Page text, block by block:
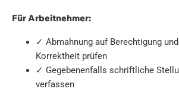
Für Arbeitnehmer:
✓ Abmahnung auf Berechtigung
Korrektheit prüfen
✓ Gegebenenfalls schriftliche
verfassen